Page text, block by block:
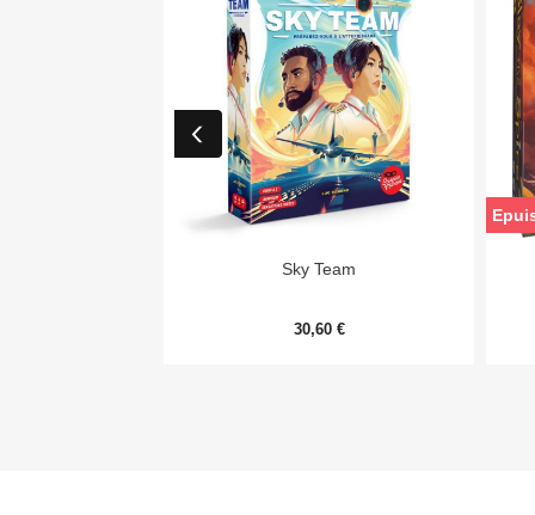
Aperçu rapide
Sky Team
30,60 €